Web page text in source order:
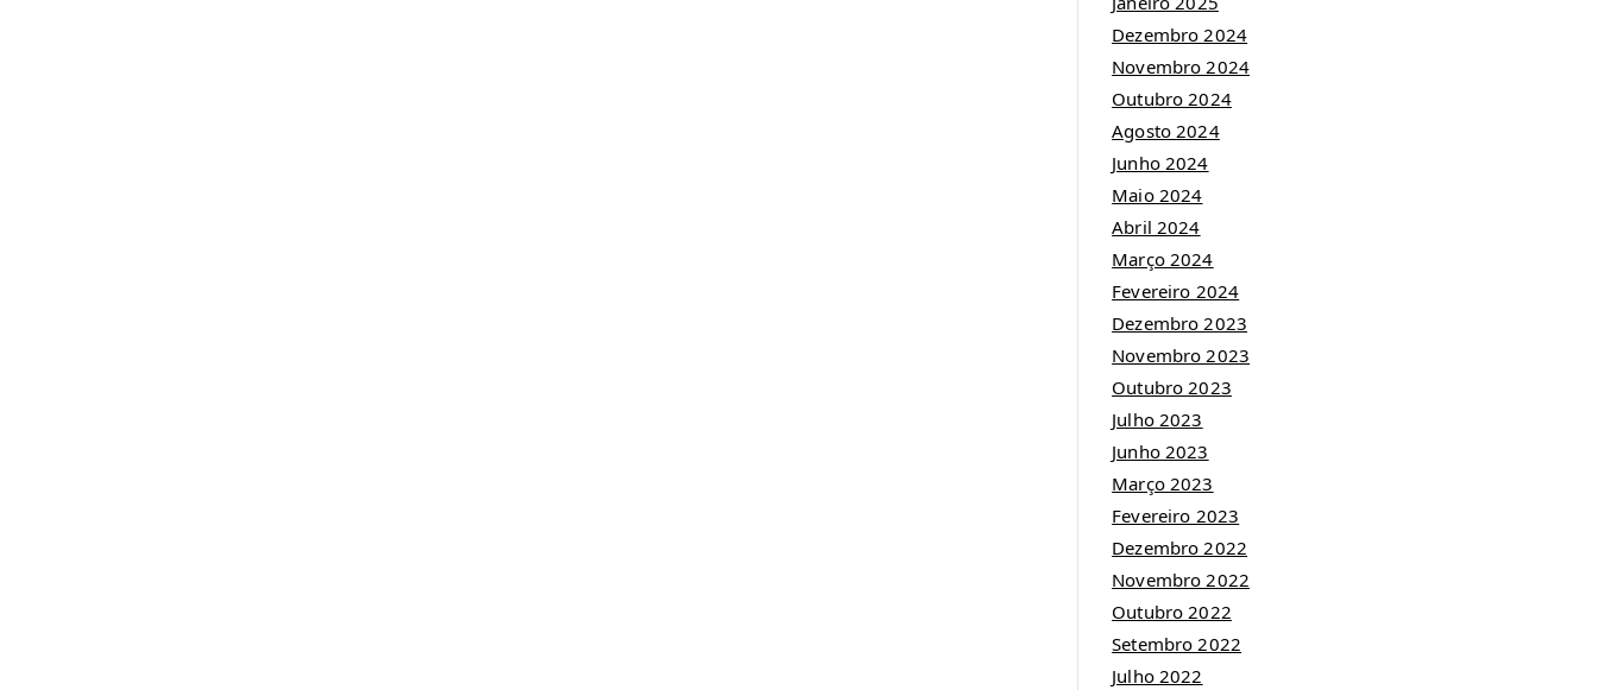
Dezembro 2024
Novembro 2024
Outubro 2024
Agosto 2024
Junho 2024
Maio 2024
Abril 2024
Março 2024
Fevereiro 2024
Dezembro 2023
Novembro 2023
Outubro 2023
Julho 2023
Junho 2023
Março 2023
Fevereiro 2023
Dezembro 2022
Novembro 2022
Outubro 2022
Setembro 2022
Julho 2022